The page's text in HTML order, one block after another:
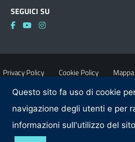
SEGUICI SU
Privacy Policy Cookie Policy
Accessibilità Dichiarazione di accessibilità
Obiettivi di accessibilità Contatti
Questo sito fa uso di cookie
navigazione degli utenti e per
informazioni sull'utilizzo del